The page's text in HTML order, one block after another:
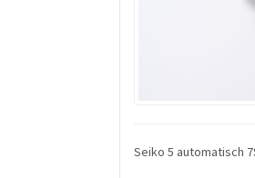
Seiko 5 automatisch